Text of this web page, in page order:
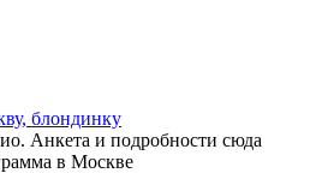
блондинку
Анкета и подробности сюда
в Москве